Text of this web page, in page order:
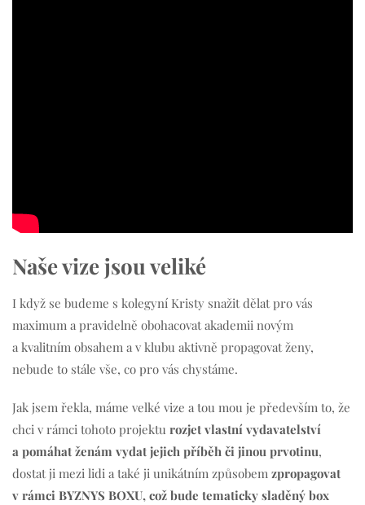
Naše vize jsou veliké
I když se budeme s kolegyní Kristy snažit dělat pro vás
maximum a pravidelně obohacovat akademii novým
a kvalitním obsahem a v klubu aktivně propagovat ženy,
nebude to stále vše, co pro vás chystáme.
Jak jsem řekla, máme velké vize a tou mou je především to, že
chci v rámci tohoto projektu rozjet vlastní vydavatelství
a pomáhat ženám vydat jejich příběh či jinou prvotinu,
dostat ji mezi lidi a také ji unikátním způsobem zpropagovat
v rámci BYZNYS BOXU, což bude tematicky sladěný box